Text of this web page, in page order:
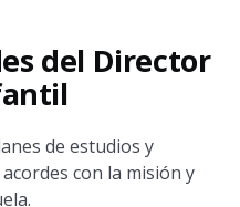
del Director
de estudios y
con la misión y